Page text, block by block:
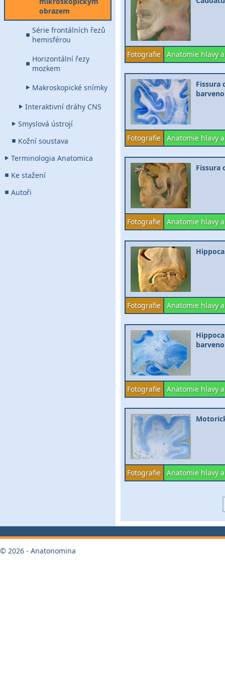
obrazem
Série frontálních řezů
hemisférou
Horizontální řezy
mozkem
Makroskopické snímky
Interaktivní dráhy CNS
Smyslová ústrojí
Kožní soustava
Terminologia Anatomica
Ke stažení
Autoři
Fotografie Anatomie hlavy
Fissura
Fotografie Anatomie hlavy
Fissura
Fotografie Anatomie hlavy
Fotografie Anatomie hlavy
Fotografie Anatomie hlavy
Fotografie Anatomie hlavy
© 2026 - Anatonomina